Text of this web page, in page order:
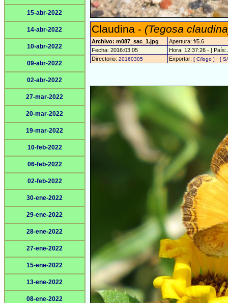
15-abr-2022
14-abr-2022
10-abr-2022
09-abr-2022
02-abr-2022
27-mar-2022
20-mar-2022
19-mar-2022
10-feb-2022
06-feb-2022
02-feb-2022
30-ene-2022
29-ene-2022
28-ene-2022
27-ene-2022
15-ene-2022
13-ene-2022
08-ene-2022
Claudina - (Tegosa
Archivo: m087_sac_1.jpg
Apertura: f/5.6
Fecha: 2016:03:05
Hora: 12:37:26 - [ País:
Directorio: 20160305 Exportar: [ C/logo ] - [